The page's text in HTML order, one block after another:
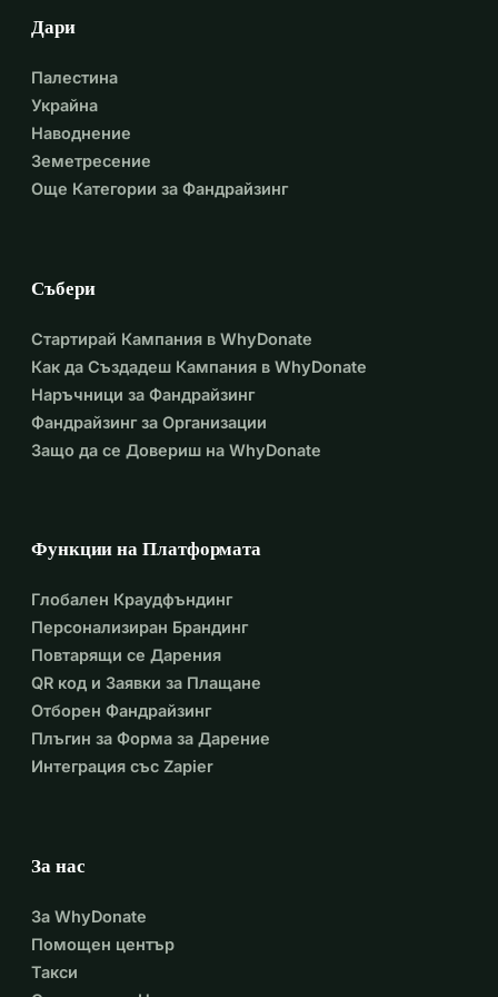
Дари
Палестина
Украйна
Наводнение
Земетресение
Още Категории за Фандрайзинг
Събери
Стартирай Кампания в WhyDonate
Как да Създадеш Кампания в WhyDonate
Наръчници за Фандрайзинг
Фандрайзинг за Организации
Защо да се Довериш на WhyDonate
Функции на Платформата
Глобален Краудфъндинг
Персонализиран Брандинг
Повтарящи се Дарения
QR код и Заявки за Плащане
Отборен Фандрайзинг
Плъгин за Форма за Дарение
Интеграция със Zapier
За нас
За WhyDonate
Помощен център
Такси